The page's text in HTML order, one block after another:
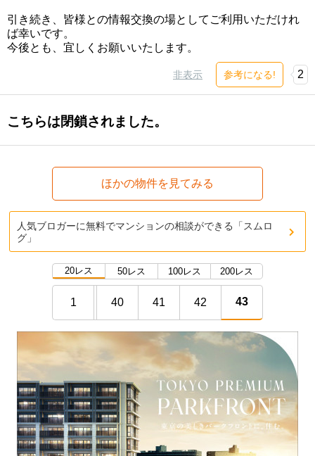
引き続き、皆様との情報交換の場としてご利用いただけれ
ば幸いです。
今後とも、宜しくお願いいたします。
非表示 参考になる! 2
こちらは閉鎖されました。
ほかの物件を見てみる
人気ブロガーに無料でマンションの相談ができる「スムロ
グ」
20レス 50レス 100レス 200レス
1 40 41 42 43